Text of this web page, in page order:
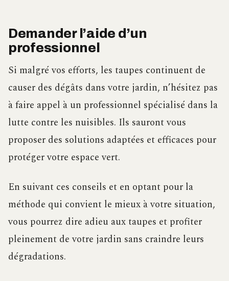
Demander l’aide d’un
professionnel
Si malgré vos efforts, les taupes continuent de
causer des dégâts dans votre jardin, n’hésitez pas
à faire appel à un professionnel spécialisé dans la
lutte contre les nuisibles. Ils sauront vous
proposer des solutions adaptées et efficaces pour
protéger votre espace vert.
En suivant ces conseils et en optant pour la
méthode qui convient le mieux à votre situation,
vous pourrez dire adieu aux taupes et profiter
pleinement de votre jardin sans craindre leurs
dégradations.